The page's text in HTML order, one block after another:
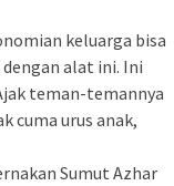
keluarga bisa
alat ini. Ini
teman-temannya
cuma urus anak,
Sumut Azhar